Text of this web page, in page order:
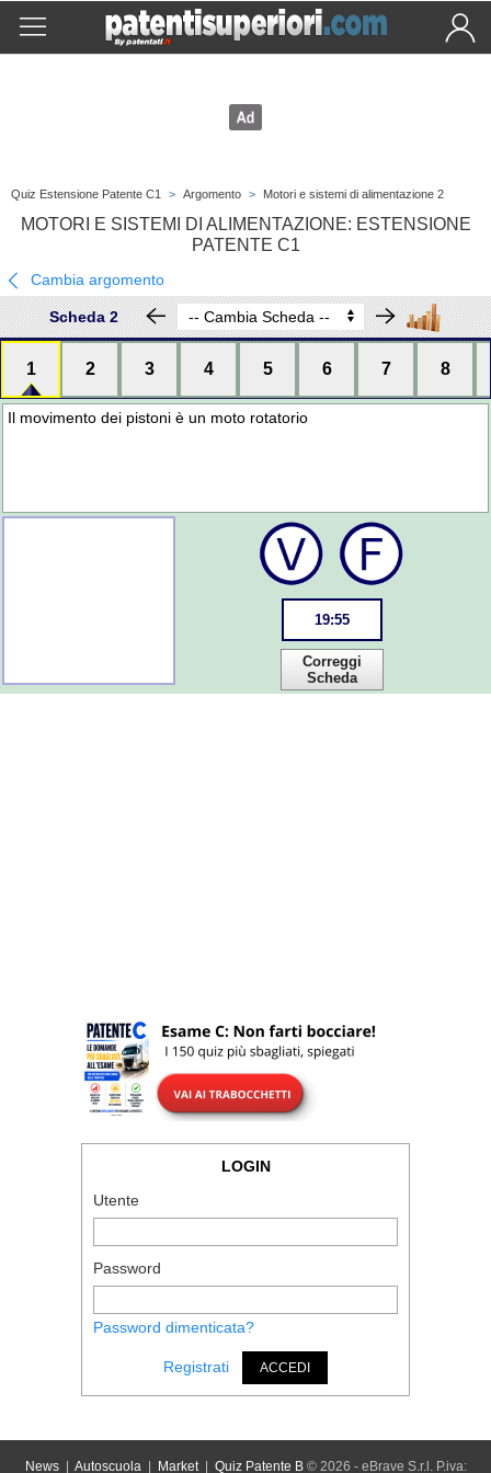
Quiz Estensione Patente C1 > Argomento > Motori e sistemi di alimentazione 2
MOTORI E SISTEMI DI ALIMENTAZIONE: ESTENSIONE
PATENTE C1
Cambia argomento
Scheda 2
1 2 3 4 5 6 7 8
Il movimento dei pistoni è un moto rotatorio
19:55
Correggi
Scheda
LOGIN
Utente
Password
Password dimenticata?
Registrati ACCEDI
News| Autoscuola| Market| Quiz Patente B© 2026 - eBrave S.r.l. P.iva: